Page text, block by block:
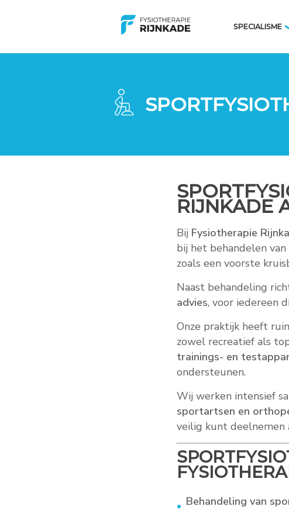
SPECIALISME
RIJNKADE
Bij Fysiotherapie
bij het behandelen van
zoals een voorste
Naast behandeling
advies, voor iedereen
Onze praktijk heeft
zowel recreatief als
trainings- en
ondersteunen.
Wij werken intensief
sportartsen en
veilig kunt deelnemen
Behandeling van